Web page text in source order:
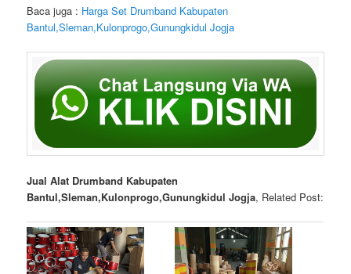
Baca juga : Harga Set Drumband Kabupaten
Bantul,Sleman,Kulonprogo,Gunungkidul Jogja
Jual Alat Drumband Kabupaten
Bantul,Sleman,Kulonprogo,Gunungkidul Jogja, Related Post: